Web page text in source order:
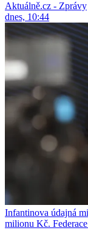
Aktuálně.cz - Zprávy
dnes, 10:44
Infantinova údajná
milionu Kč.